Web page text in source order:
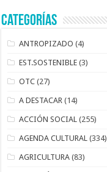
Categorías
ANTROPIZADO (4)
EST.SOSTENIBLE (3)
OTC (27)
A DESTACAR (14)
ACCIÓN SOCIAL (255)
AGENDA CULTURAL (334)
AGRICULTURA (83)